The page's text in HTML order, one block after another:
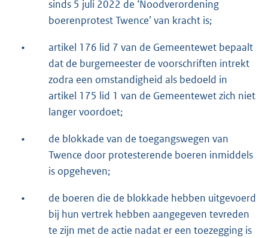
sinds 5 juli 2022 de ‘Noodverordening
boerenprotest Twence’ van kracht is;
•
artikel 176 lid 7 van de Gemeentewet bepaalt
dat de burgemeester de voorschriften intrekt
zodra een omstandigheid als bedoeld in
artikel 175 lid 1 van de Gemeentewet zich niet
langer voordoet;
•
de blokkade van de toegangswegen van
Twence door protesterende boeren inmiddels
is opgeheven;
•
de boeren die de blokkade hebben uitgevoerd
bij hun vertrek hebben aangegeven tevreden
te zijn met de actie nadat er een toezegging is